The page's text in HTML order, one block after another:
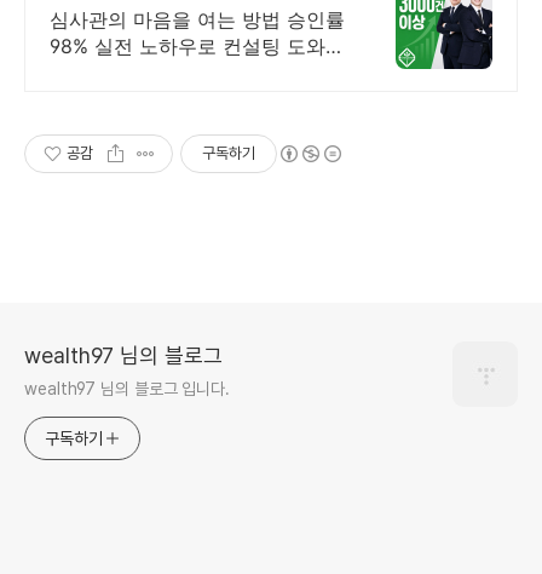
책자금 지금 신청
심사관의 마음을 여는 방법 승인률
98% 실전 노하우로 컨설팅 도와드
공감 구독하기
wealth97 님의 블로그
wealth97 님의 블로그 입니다.
구독하기